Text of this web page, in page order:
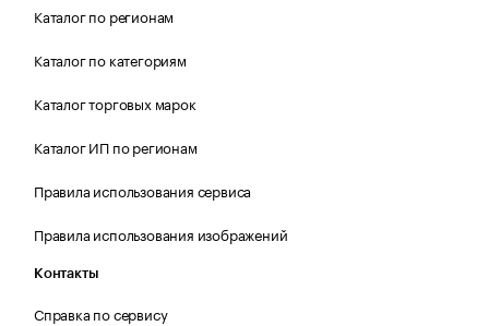
Каталог по регионам
Каталог по категориям
Каталог торговых марок
Каталог ИП по регионам
Правила использования сервиса
Правила использования изображений
Контакты
Справка по сервису